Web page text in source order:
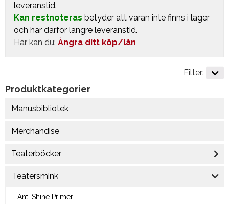
leveranstid.
Kan restnoteras betyder att varan inte finns i lager
och har därför längre leveranstid.
Här kan du: Ångra ditt köp/lån
Produktkategorier
Manusbibliotek
Merchandise
Teaterböcker
Teatersmink
Anti Shine Primer
Filter: